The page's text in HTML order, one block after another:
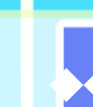
◆